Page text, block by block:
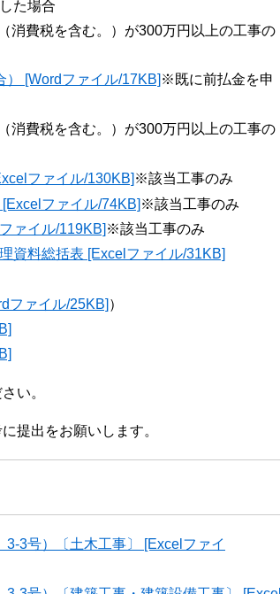
た場合
消費税を含む。）が300万円以上の工事の
[Wordファイル/17KB] ※既に前払金を申
消費税を含む。）が300万円以上の工事の
ファイル/130KB] ※該当工事のみ
ファイル/74KB] ※該当工事のみ
ァイル/119KB] ※該当工事のみ
資料総括表 [Excelファイル/31KB]
ファイル/25KB] ）
い。
提出をお願いします。
3-3号）〔土木工事〕 [Excelファイ